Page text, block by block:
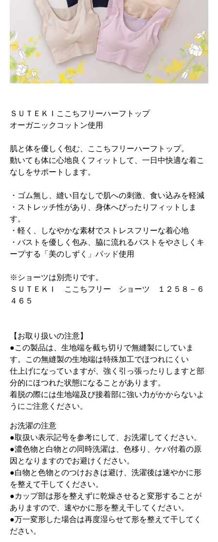
ＳＵＴＥＫＩここちフリーハーフトップ
オーガニックコットン使用
肌と体を優しく包む、ここちフリーハーフトップ。
動いても体に心地良くフィットして、一日中快適な着こ
なしをサポートします。
・ゴム無し、縫い目なしで肌への刺激、食い込みを軽減
・ストレッチ性があり、身体へぴったりフィットしま
す。
・軽く、しなやかな素材でストレスフリーな着心地
・バストを優しく包み、脇に流れるバストをやさしくキ
ープする「美のしずく」パッド使用
※ショーツは別売りです。
ＳＵＴＥＫＩ ここちフリー ショーツ １２５８－６
４６５
【お取り扱いの注意】
●この製品は、生地端を截ち切りで無縫製にしていま
す。この無縫製の生地端は特殊加工でほつれにくい
仕上げになっていますが、強く引っ張ったりしますと部
分的にほつれた状態になることがあります。
着脱の際には生地端及び接着部に強い力がかからないよ
うにご注意ください。
お洗濯の注意
●取扱い表示記号を参考にして、お洗濯してください。
●濃色物と白物との同時洗濯は、色移り、ケバ付着の原
因となりますのでお避けください。
●白物と色物とのつけおきは避け、洗濯後は速やかに形
を整えて干してください。
●カップ部は形を整えずに乾燥させると変形することが
ありますので、速やかに形を整え干してください。
●万一変形した場合は再度湿らせて形を整えて干してく
ださい。